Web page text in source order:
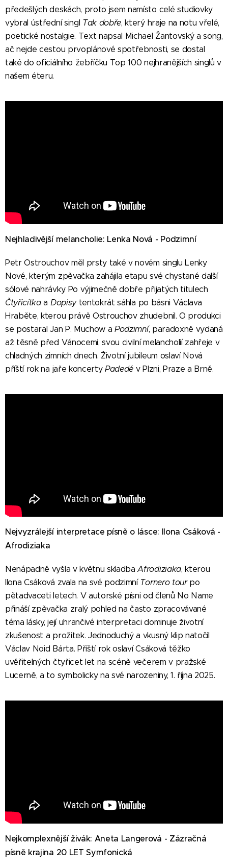
předešlých deskách, proto jsem namísto celé studiovky
vybral ústřední singl Tak dobře, který hraje na notu vřelé,
poetické nostalgie. Text napsal Michael Žantovský a song,
ač nejde cestou prvoplánové spotřebnosti, se dostal
také do oficiálního žebříčku Top 100 nejhranějších singlů v
našem éteru.
Nejhladivější melancholie: Lenka Nová - Podzimní
Petr Ostrouchov měl prsty také v novém singlu Lenky
Nové, kterým zpěvačka zahájila etapu své chystané další
sólové nahrávky. Po výjimečně dobře přijatých titulech
Čtyřicítkaa Dopisytentokrát sáhla po básni Václava
Hraběte, kterou právě Ostrouchov zhudebnil. O produkci
se postaral Jan P. Muchow aPodzimní, paradoxně vydaná
až těsně před Vánocemi, svou civilní melancholií zahřeje v
chladných zimních dnech. Životní jubileum oslaví Nová
příští rok na jaře koncertyPadedé v Plzni, Praze a Brně.
Nejvyzrálejší interpretace písně o lásce: Ilona Csáková -
Afrodiziaka
Nenápadně vyšla v květnu skladbaAfrodiziaka, kterou
Ilona Csáková zvala na své podzimní Tornero tourpo
pětadvaceti letech. V autorské písni od členů No Name
přináší zpěvačka zralý pohled na často zpracovávané
téma lásky, její uhrančivé interpretaci dominuje životní
zkušenost a prožitek. Jednoduchý a vkusný klip natočil
Václav Noid Bárta. Příští rok oslaví Csáková těžko
uvěřitelných čtyřicet let na scéně večerem v pražské
Lucerně, a to symbolicky na své narozeniny, 1. října 2025.
Nejkomplexnější živák: Aneta Langerová - Zázračná
písně krajina 20 LET Symfonická